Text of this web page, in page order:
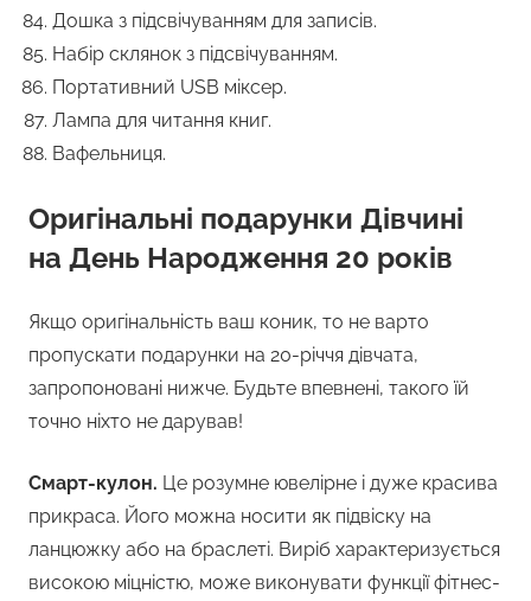
Дошка з підсвічуванням для записів.
Набір склянок з підсвічуванням.
Портативний USB міксер.
Лампа для читання книг.
Вафельниця.
Оригінальні подарунки Дівчині
на День Народження 20 років
Якщо оригінальність ваш коник, то не варто
пропускати подарунки на 20-річчя дівчата,
запропоновані нижче. Будьте впевнені, такого їй
точно ніхто не дарував!
Смарт-кулон. Це розумне ювелірне і дуже красива
прикраса. Його можна носити як підвіску на
ланцюжку або на браслеті. Виріб характеризується
високою міцністю, може виконувати функції фітнес-